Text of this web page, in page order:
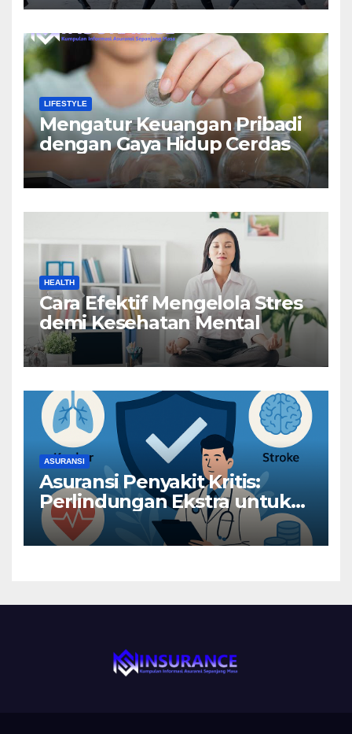
LIFESTYLE
Mengatur Keuangan Pribadi
dengan Gaya Hidup Cerdas
HEALTH
Cara Efektif Mengelola Stres
demi Kesehatan Mental
ASURANSI
Asuransi Penyakit Kritis:
Perlindungan Ekstra untuk
Risiko Besar